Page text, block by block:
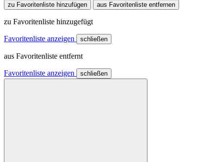
zu Favoritenliste hinzufügen aus Favoritenliste entfernen
zu Favoritenliste hinzugefügt
Favoritenliste anzeigen schließen
aus Favoritenliste entfernt
Favoritenliste anzeigen schließen